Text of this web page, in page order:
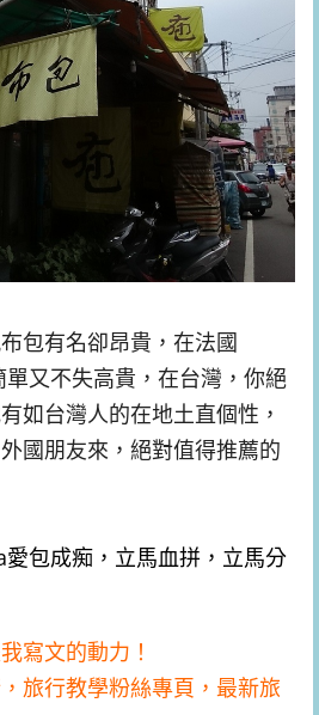
包有名卻昂貴，在法國
又不失高貴，在台灣，你絕
如台灣人的在地土直個性，
國朋友來，絕對值得推薦的
包成痴，立馬血拼，立馬分
寫文的動力！
旅行教學粉絲專頁，最新旅